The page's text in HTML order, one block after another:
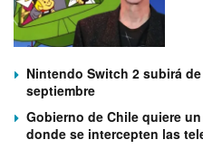
Nintendo Switch 2 subirá
septiembre
Gobierno de Chile quiere
donde se intercepten las